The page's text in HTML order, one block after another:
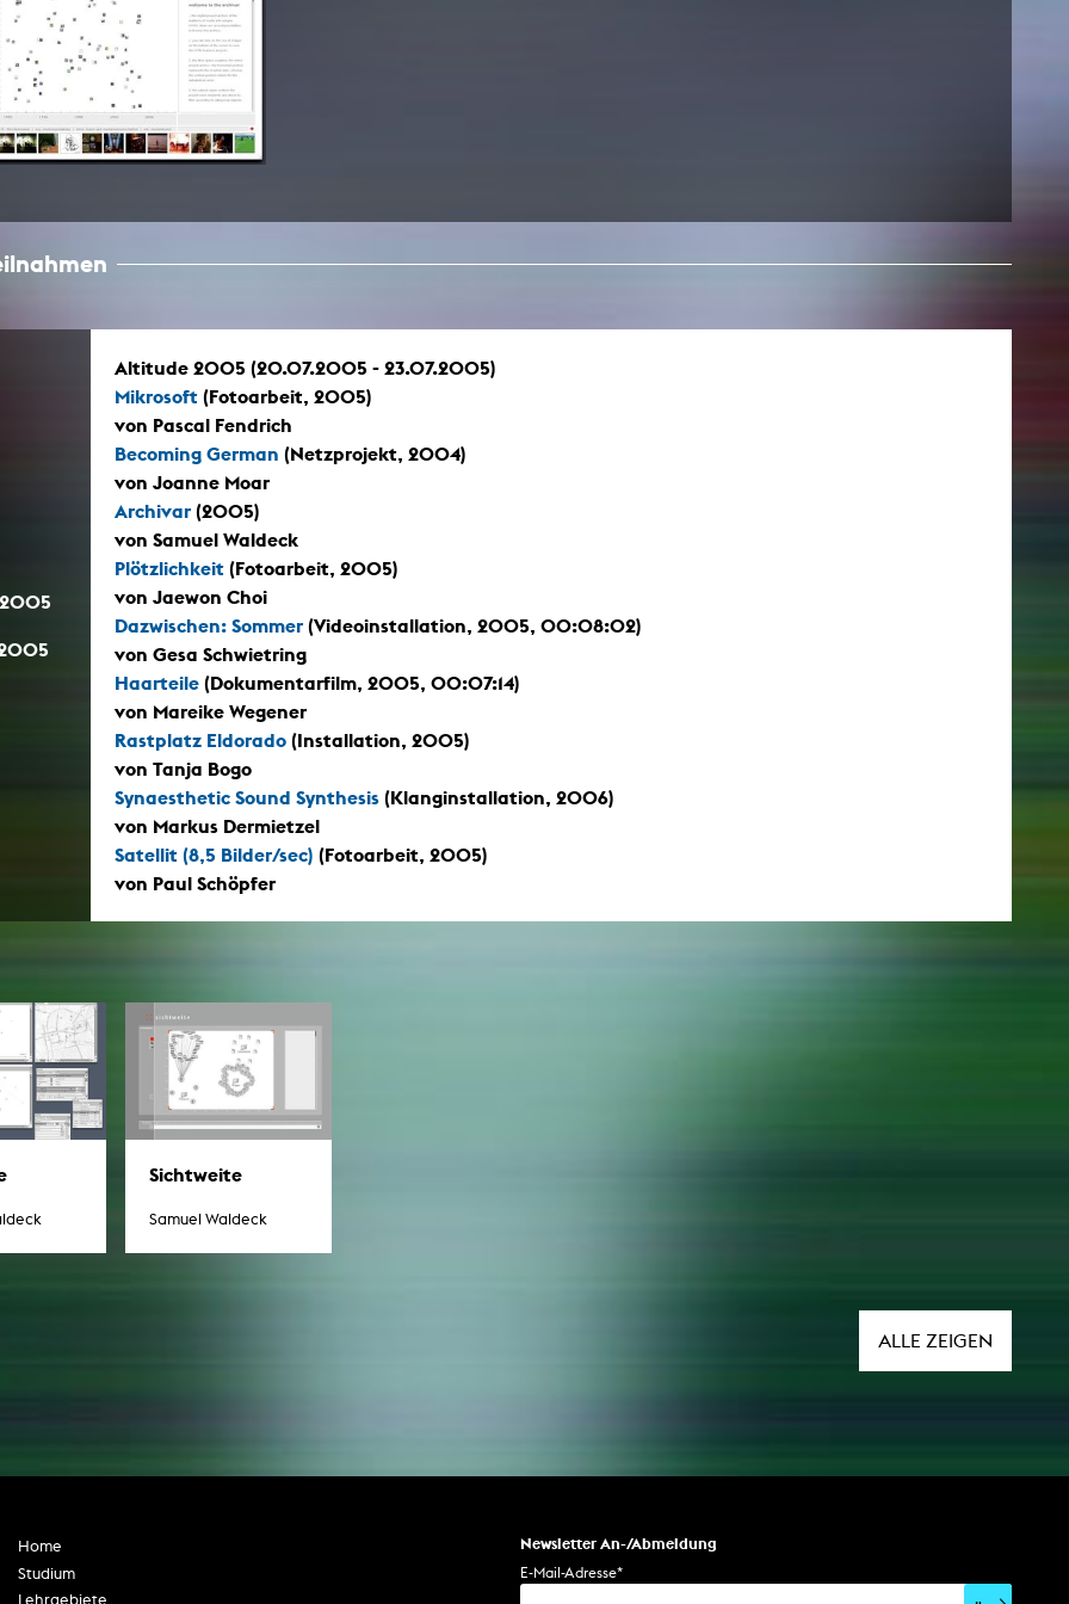
Altitude 2005 (20.07.2005 - 23.07.2005)
Mikrosoft (Fotoarbeit, 2005)
von Pascal Fendrich
Becoming German (Netzprojekt, 2004)
von Joanne Moar
Archivar (2005)
von Samuel Waldeck
Plötzlichkeit (Fotoarbeit, 2005)
von Jaewon Choi
Dazwischen: Sommer (Videoinstallation, 2005, 00:08:02)
von Gesa Schwietring
Haarteile (Dokumentarfilm, 2005, 00:07:14)
von Mareike Wegener
Rastplatz Eldorado (Installation, 2005)
von Tanja Bogo
Synaesthetic Sound Synthesis (Klanginstallation, 2006)
von Markus Dermietzel
Satellit (8,5 Bilder/sec) (Fotoarbeit, 2005)
von Paul Schöpfer
Sichtweite
Samuel Waldeck
ALLE ZEIGEN
Newsletter An-/Abmeldung
E-Mail-Adresse*
Home
Studium
Lehrgebiete
Zentrale Ausleihe
BIBLIOTHEK
Digitale Bibliothek
Semesterapparate
KHM Verlag
edition KHM
KHM Journal
LECTURE Reihe
Lab Jahrbuch
Empfehlungen
Neuerwerbungen
Publikationen Lehrende
Top 10 Ausleihe
Rara
Open Access
Freunde der KHM e.V.
Meldestelle Hinweisgeberschutzgesetz
AGG-Beschwerdestelle